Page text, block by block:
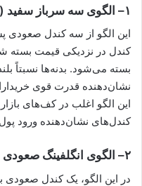
۱– الگوی سه سرباز سفید (Three White Soldiers)
این الگو از سه کندل
کندل در نزدیکی قیمت بسته
بسته می‌شود. بدنه‌ها نسبتاً
نشان‌دهنده قدرت قوی
این الگو اغلب در کف‌های
کندل‌های نشان‌دهنده ورود
۲– الگوی انگلفینگ صعودی
در این الگو، یک کندل